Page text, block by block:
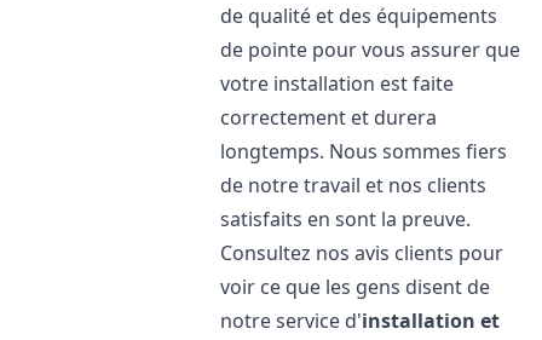
de qualité et des équipements
de pointe pour vous assurer que
votre installation est faite
correctement et durera
longtemps. Nous sommes fiers
de notre travail et nos clients
satisfaits en sont la preuve.
Consultez nos avis clients pour
voir ce que les gens disent de
notre service d'installation et